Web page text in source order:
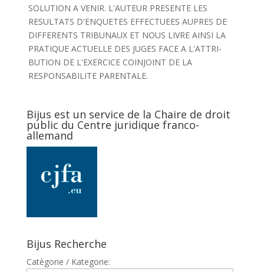
SOLUTION A VENIR. L'AUTEUR PRESENTE LES
RESULTATS D'ENQUETES EFFECTUEES AUPRES DE
DIFFERENTS TRIBUNAUX ET NOUS LIVRE AINSI LA
PRATIQUE ACTUELLE DES JUGES FACE A L'ATTRI-
BUTION DE L'EXERCICE COINJOINT DE LA
RESPONSABILITE PARENTALE.
Bijus est un service de la Chaire de droit
public du Centre juridique franco-
allemand
Bijus Recherche
Catègorie / Kategorie: